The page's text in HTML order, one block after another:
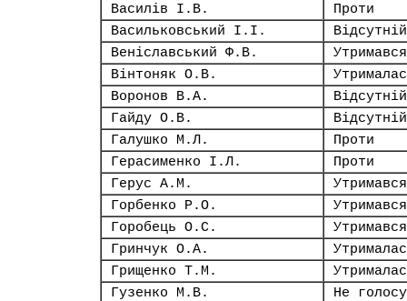
Василів І.В.
Проти
Васильковський І.І.
Відсутній
Веніславський Ф.В.
Утримався
Вінтоняк О.В.
Воронов В.А.
Відсутній
Гайду О.В.
Відсутній
Галушко М.Л.
Проти
Герасименко І.Л.
Проти
Герус А.М.
Утримався
Горбенко Р.О.
Утримався
Горобець О.С.
Утримався
Гринчук О.А.
Грищенко Т.М.
Гузенко М.В.
Не